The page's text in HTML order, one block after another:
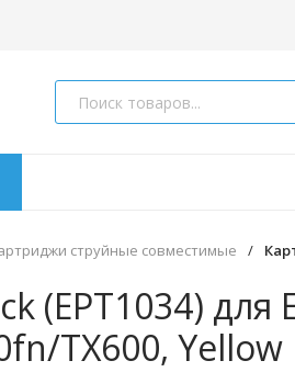
струйные совместимые /
(EPT1034) для
TX600, Yellow